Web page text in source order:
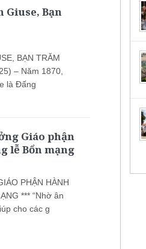
Giuse, Bạn
BẠN TRĂM
– Năm 1870,
là Đấng
Giáo phận
lễ Bổn mạng
PHẬN HÀNH
*** “Nhờ ân
cho các g